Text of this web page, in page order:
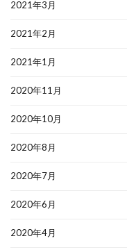
2021年3月
2021年2月
2021年1月
2020年11月
2020年10月
2020年8月
2020年7月
2020年6月
2020年4月